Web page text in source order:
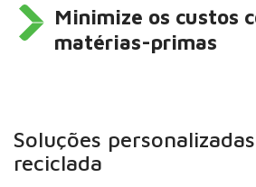
Minimize os custos
matérias-primas
Soluções
reciclada